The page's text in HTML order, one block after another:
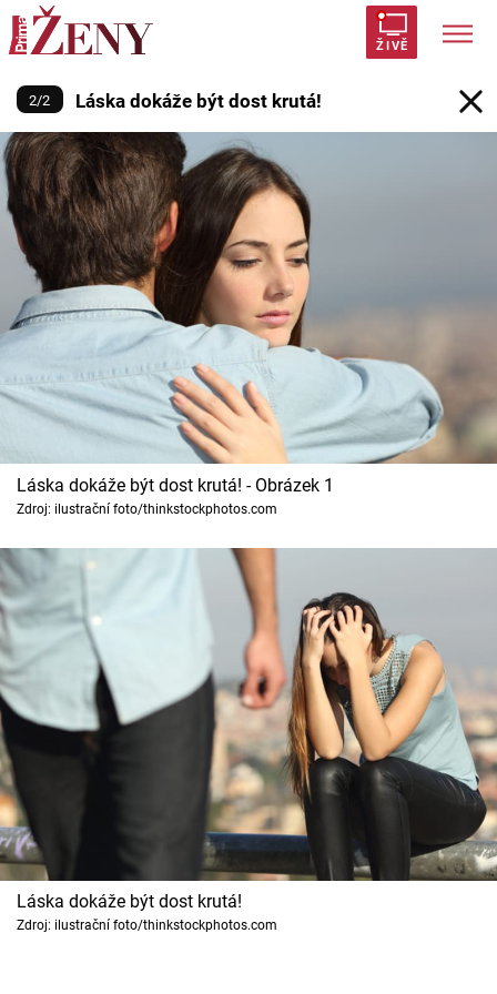
ŽIVĚ
Trendy: Polabí Inspekce Prostřeno!
Módní alarm
Zrádci Proměny
Témata
Celebrity
Vztahy
Horoskopy
Sledujte prima+
Filmový festival Karlovy Vary
Pořady
Mámy sobě
Sledujte nás
Láska dokáže být dost krutá!
2/2 Láska dokáže být dost krutá!
Láska dokáže být dost krutá! - Obrázek 1
Zdroj: ilustrační foto/thinkstockphotos.com
Láska dokáže být dost krutá!
Zdroj: ilustrační foto/thinkstockphotos.com